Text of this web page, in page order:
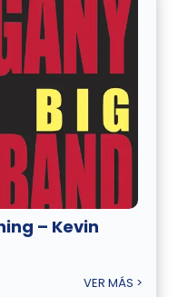
– Kevin
VER MÁS >